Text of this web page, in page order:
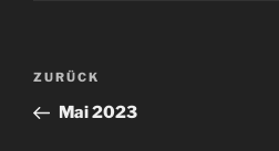
Beitragsnavigation
Vorheriger
Beitrag
ZURÜCK
Mai 2023